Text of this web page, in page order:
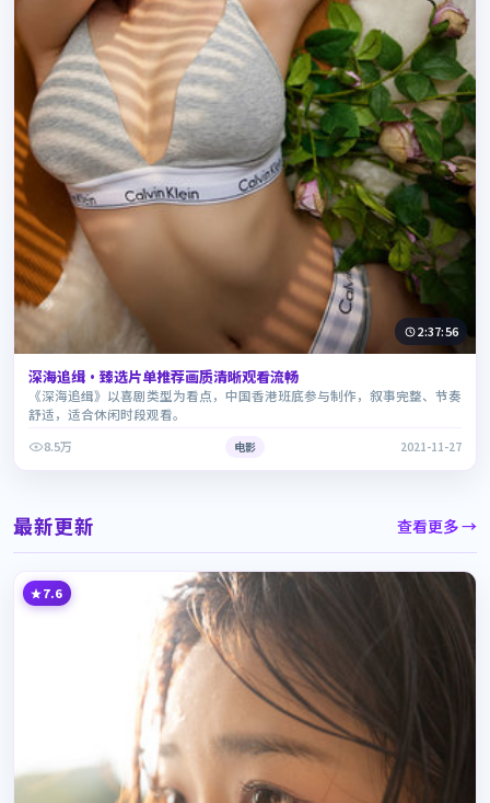
2:37:56
深海追缉·臻选片单推荐画质清晰观看流畅
《深海追缉》以喜剧类型为看点，中国香港班底参与制作，叙事完整、节奏
舒适，适合休闲时段观看。
8.5万
电影 2021-11-27
最新更新 查看更多 →
7.6